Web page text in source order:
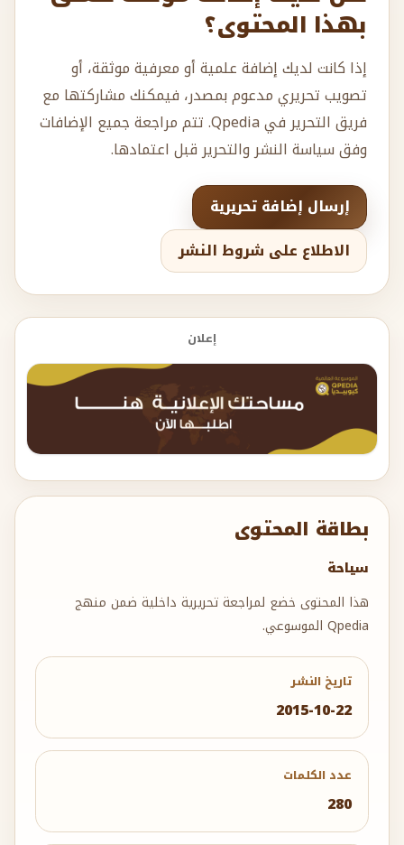
بطاقة المحتوى
سياحة
هذا المحتوى خضع لمراجعة تحريرية داخلية ضمن منهج
Qpedia الموسوعي.
تاريخ النشر
2015-10-22
عدد الكلمات
280
بهذا المحتوى؟
إذا كانت لديك إضافة علمية أو معرفية موثقة، أو
تصويب تحريري مدعوم بمصدر، فيمكنك مشاركتها مع
فريق التحرير في Qpedia. تتم مراجعة جميع الإضافات
وفق سياسة النشر والتحرير قبل اعتمادها.
إرسال إضافة تحريرية
الاطلاع على شروط النشر
إعلان